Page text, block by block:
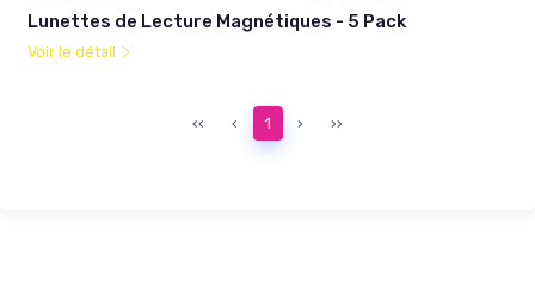
Lunettes de Lecture Magnétiques - 5 Pack
Voir le détail
‹‹ ‹ 1 › ››